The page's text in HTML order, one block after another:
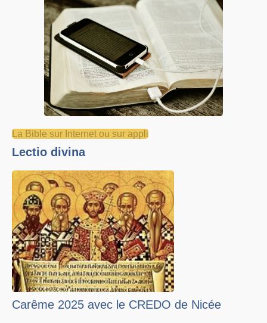
La Bible sur Internet ou sur appli
Lectio divina
Carême 2025 avec le CREDO de Nicée